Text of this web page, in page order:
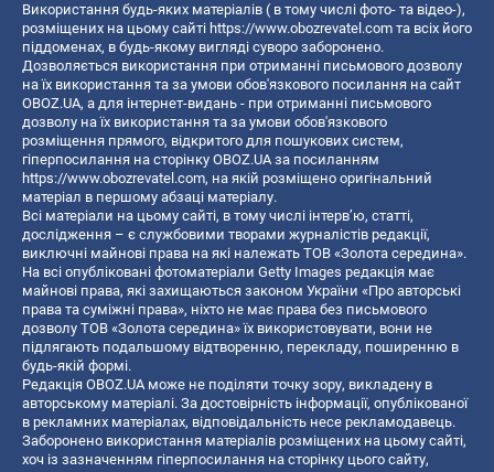
Використання будь-яких матеріалів ( в тому числі фото- та відео-),
розміщених на цьому сайті https://www.obozrevatel.com та всіх його
піддоменах, в будь-якому вигляді суворо заборонено.
Дозволяється використання при отриманні письмового дозволу
на їх використання та за умови обов'язкового посилання на сайт
OBOZ.UA, а для інтернет-видань - при отриманні письмового
дозволу на їх використання та за умови обов'язкового
розміщення прямого, відкритого для пошукових систем,
гіперпосилання на сторінку OBOZ.UA за посиланням
https://www.obozrevatel.com, на якій розміщено оригінальний
матеріал в першому абзаці матеріалу.
Всі матеріали на цьому сайті, в тому числі інтерв’ю, статті,
дослідження – є службовими творами журналістів редакції,
виключні майнові права на які належать ТОВ «Золота середина».
На всі опубліковані фотоматеріали Getty Images редакція має
майнові права, які захищаються законом України «Про авторські
права та суміжні права», ніхто не має права без письмового
дозволу ТОВ «Золота середина» їх використовувати, вони не
підлягають подальшому відтворенню, перекладу, поширенню в
будь-якій формі.
Редакція OBOZ.UA може не поділяти точку зору, викладену в
авторському матеріалі. За достовірність інформації, опублікованої
в рекламних матеріалах, відповідальність несе рекламодавець.
Заборонено використання матеріалів розміщених на цьому сайті,
хоч із зазначенням гіперпосилання на сторінку цього сайту,